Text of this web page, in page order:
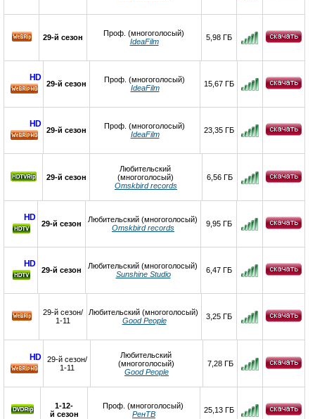
29-й сезон
Проф. (многоголосый)
IdeaFilm
5,98 ГБ
HD
29-й сезон
Проф. (многоголосый)
IdeaFilm
15,67 ГБ
HD
29-й сезон
Проф. (многоголосый)
IdeaFilm
23,35 ГБ
29-й сезон
Любительский
(многоголосый)
Omskbird records
6,56 ГБ
HD
29-й сезон
Любительский (многоголосый)
Omskbird records
9,95 ГБ
HD
29-й сезон
Любительский (многоголосый)
Sunshine Studio
6,47 ГБ
29-й сезон/
1-11
Любительский (многоголосый)
Good People
3,25 ГБ
HD
29-й сезон/
1-11
Любительский
(многоголосый)
Good People
7,28 ГБ
1-12-
й сезон
Проф. (многоголосый)
РенТВ
25,13 ГБ